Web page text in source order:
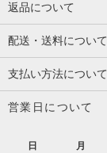
返品について
配送・送料について
支払い方法について
営業日について
日
月